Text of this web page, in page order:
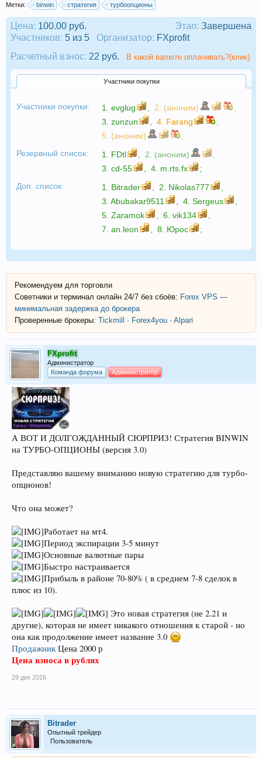
Метки: binwin стратегия турбоопционы
Этап: Завершена
Цена: 100.00 руб.
Участников: 5 из 5 Организатор: FXprofit
Расчетный взнос: 22 руб. В какой валюте оплачивать?(клик)
Участники покупки
Участники покупки: 1. evglug 2. (аноним)
3. zunzun 4. Farang
5. (аноним)
;
Резервный список:
1. FDtl 2. (аноним)
3. cd-55 4. m.rts.fx
;
Доп. список:
1. Bitrader 2. Nikolas777
3. Abubakar9511 4. Sergeus
5. Zaramok 6. vik134
7. an.leon 8. Юрос ;
Рекомендуем для торговли
Советники и терминал онлайн 24/7 без сбоёв: Forex VPS —
минимальная задержка до брокера
Проверенные брокеры: Tickmill · Forex4you · Alpari
FXprofit
Администратор
Команда форума
Администратор
А ВОТ И ДОЛГОЖДАННЫЙ СЮРПРИЗ! Стратегия BINWIN
на ТУРБО-ОПЦИОНЫ (версия 3.0)
Представляю вашему вниманию новую стратегию для турбо-
опционов!
Что она может?
Работает на мт4.
Период экспирации 3-5 минут
Основные валютные пары
Быстро настраивается
Прибыль в районе 70-80% ( в среднем 7-8 сделок в
плюс из 10).
Это новая стратегия (не 2.21 и
другие), которая не имеет никакого отношения к старой - но
она как продолжение имеет название 3.0
ПродажникЦена 2000 р
Цена взноса в рублях
29 дек 2016
Bitrader
Опытный трейдер
Пользователь